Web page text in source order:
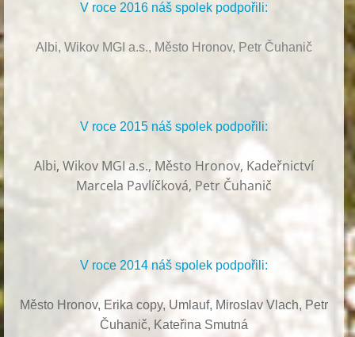
V roce 2016 náš spolek podpořili:
Albi, Wikov MGI a.s., Město Hronov, Petr Čuhanič
V roce 2015 náš spolek podpořili:
Albi,Wikov MGI a.s., Město Hronov, Kadeřnictví
Marcela Pavlíčková, Petr Čuhanič
V roce 2014 náš spolek podpořili:
Město Hronov, Erika copy, Umlauf, Miroslav Vlach, Petr
Čuhanič, Kateřina Smutná